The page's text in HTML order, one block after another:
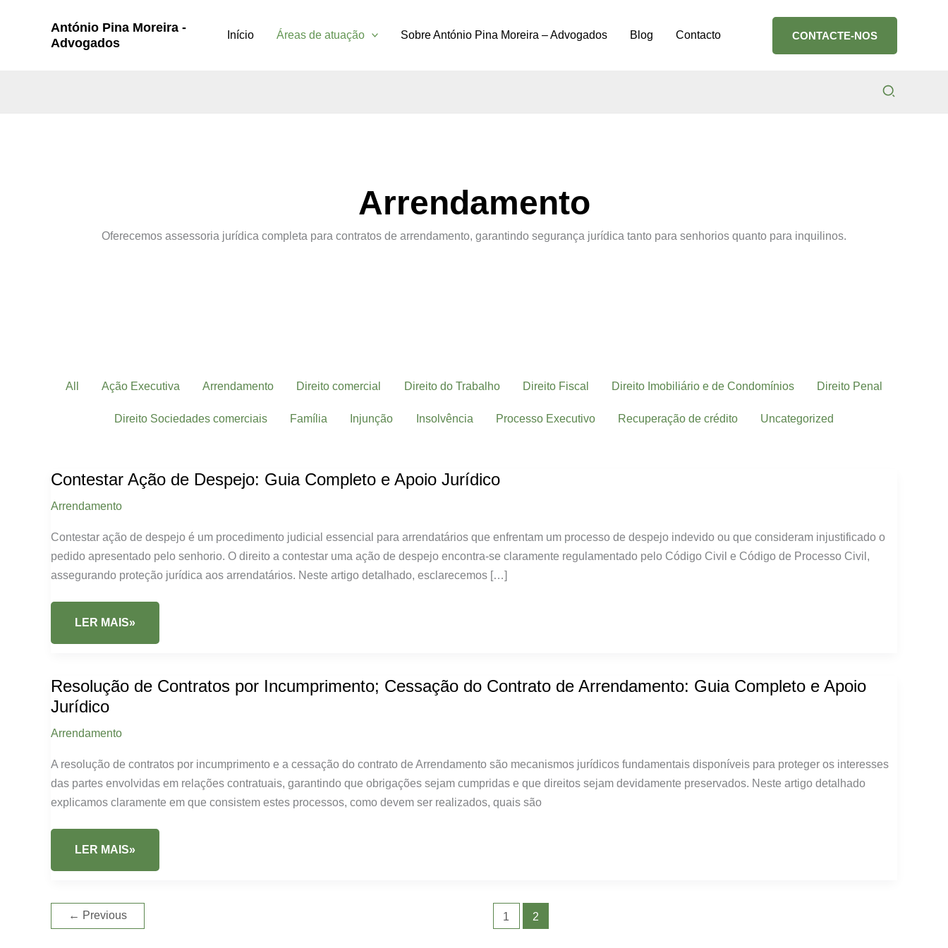
António Pina Moreira -
Advogados
Início Áreas de atuação Sobre António Pina Moreira – Advogados Blog Contacto CONTACTE-NOS
Search
Arrendamento
Oferecemos assessoria jurídica completa para contratos de arrendamento, garantindo segurança jurídica tanto para senhorios quanto para inquilinos.
Filter
All Ação Executiva Arrendamento Direito comercial Direito do Trabalho Direito Fiscal Direito Imobiliário e de Condomínios Direito Penal
Direito Sociedades comerciais Família Injunção Insolvência Processo Executivo Recuperação de crédito Uncategorized
Contestar Ação de Despejo: Guia Completo e Apoio Jurídico
Arrendamento
Contestar ação de despejo é um procedimento judicial essencial para arrendatários que enfrentam um processo de despejo indevido ou que consideram injustificado o
pedido apresentado pelo senhorio. O direito a contestar uma ação de despejo encontra-se claramente regulamentado pelo Código Civil e Código de Processo Civil,
assegurando proteção jurídica aos arrendatários. Neste artigo detalhado, esclarecemos […]
CONTESTAR
DE
COMPLETO
E
APOIO
JURÍDICO
LER MAIS»
Resolução de Contratos por Incumprimento; Cessação do Contrato de Arrendamento: Guia Completo e Apoio
Jurídico
Arrendamento
A resolução de contratos por incumprimento e a cessação do contrato de Arrendamento são mecanismos jurídicos fundamentais disponíveis para proteger os interesses
das partes envolvidas em relações contratuais, garantindo que obrigações sejam cumpridas e que direitos sejam devidamente preservados. Neste artigo detalhado
explicamos claramente em que consistem estes processos, como devem ser realizados, quais são
RESOLUÇÃO
CONTRATOS
CESSAÇÃO
DO
CONTRATO
LER MAIS»
← Previous 1 2